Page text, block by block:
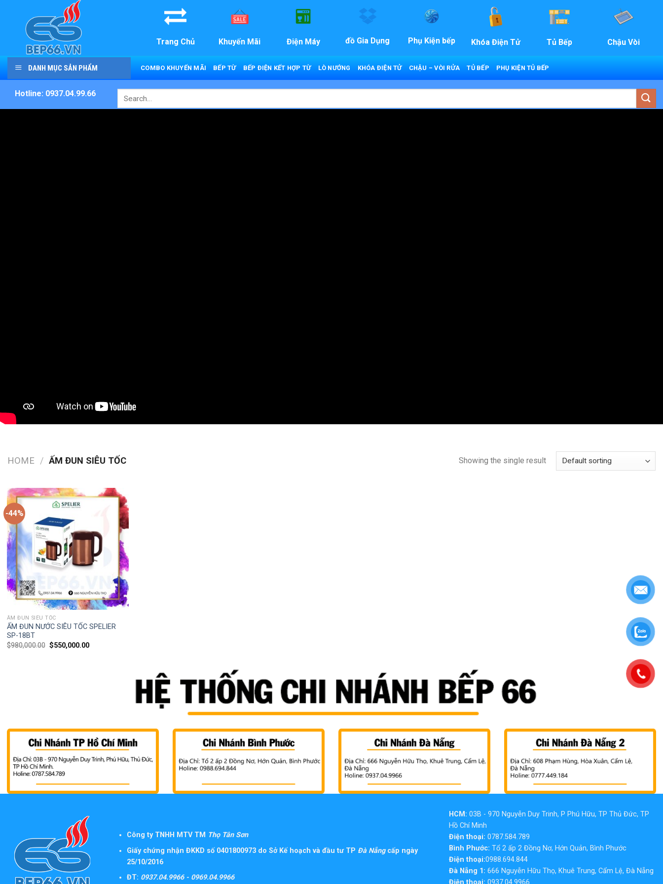
content
Trang Chủ
Khuyến Mãi Điện Máy đồ Gia Dụng Phụ Kiện bếp Khóa Điện Tử Tủ Bếp Chậu Vòi
DANH MỤC SẢN PHẨM COMBO KHUYẾN MÃI BẾP TỪ BẾP ĐIỆN KẾT HỢP TỪ LÒ NƯỚNG KHÓA ĐIỆN TỬ CHẬU – VÒI RỬA TỦ BẾP PHỤ KIỆN TỦ BẾP
Hotline: 0937.04.99.66
Search
for:
HOME / ẤM ĐUN SIÊU TỐC Showing the single result
-44%
ẤM ĐUN SIÊU TỐC
ẤM ĐUN NƯỚC SIÊU TỐC SPELIER
SP-18BT
$980,000.00 $550,000.00
Công ty TNHH MTV TM Thọ Tân Sơn
Giấy chứng nhận ĐKKD số 0401800973 do Sở Kế hoạch và đầu tư TP Đà Nẵngcấp ngày
25/10/2016
ĐT: 0937.04.9966 - 0969.04.9966
HCM: 03B - 970 Nguyễn Duy Trinh, P Phú Hữu, TP Thủ Đức, TP
Hồ Chí Minh
Điện thoại: 0787.584.789
Bình Phước: Tổ 2 ấp 2 Đồng Nơ, Hớn Quản, Bình Phước
Điện thoại:0988.694.844
Đà Nẵng 1: 666 Nguyễn Hữu Thọ, Khuê Trung, Cẩm Lệ, Đà Nẵng